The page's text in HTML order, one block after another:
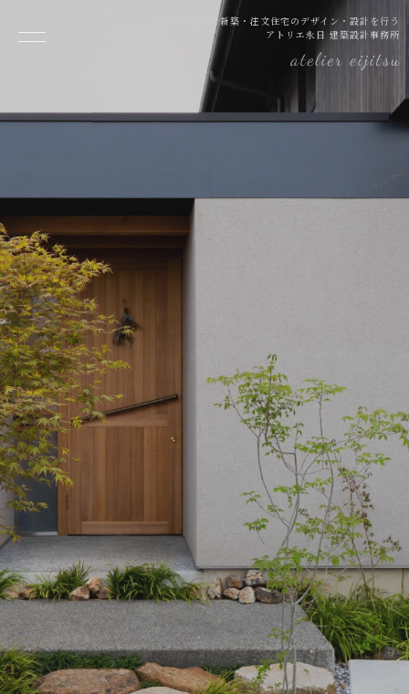
名古屋・岐阜で新築・注文住宅のデザイン・設計を行う
アトリエ永日 建築設計事務所